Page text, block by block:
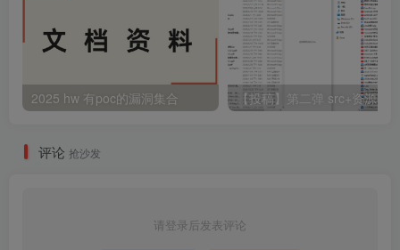
2025 hw 有poc的漏洞集合
评论 抢沙发
请登录后发表评论